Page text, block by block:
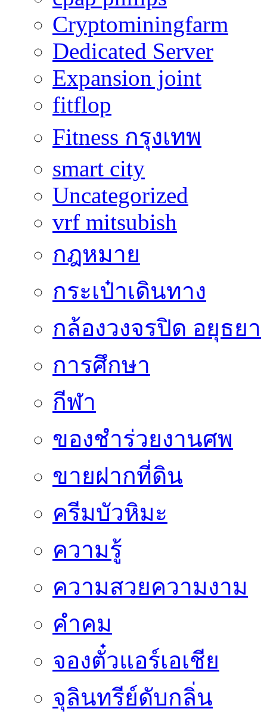
Cryptominingfarm
Dedicated Server
Expansion joint
fitflop
Fitness กรุงเทพ
smart city
Uncategorized
vrf mitsubish
กฎหมาย
กระเป๋าเดินทาง
กล้องวงจรปิด อยุธยา
การศึกษา
กีฬา
ของชำร่วยงานศพ
ขายฝากที่ดิน
ครีมบัวหิมะ
ความรู้
ความสวยความงาม
คำคม
จองตั๋วแอร์เอเชีย
จุลินทรีย์ดับกลิ่น